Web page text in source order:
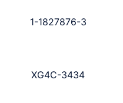
1-1827876-3
XG4C-3434